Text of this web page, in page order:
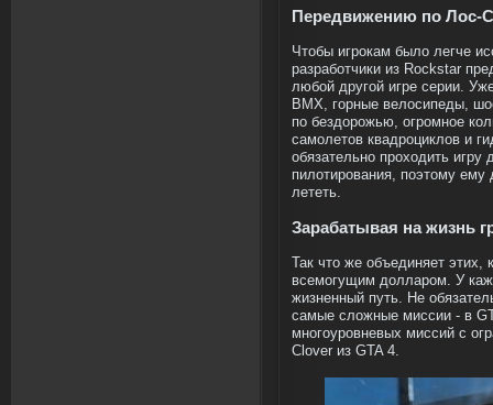
Передвижению по Лос-
Чтобы игрокам было легче
разработчики из Rockstar
любой другой игре серии.
BMX, горные велосипеды,
по бездорожью, огромное
самолетов квадроциклов и
обязательно проходить
пилотирования, поэтому
лететь.
Зарабатывая на жизнь
Так что же объединяет
всемогущим долларом. У
жизненный путь. Не
самые сложные миссии - в
многоуровневых миссий с
Clover из GTA 4.